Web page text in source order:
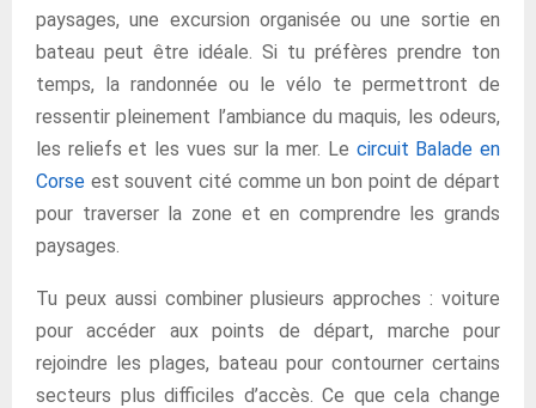
paysages, une excursion organisée ou une sortie en
bateau peut être idéale. Si tu préfères prendre ton
temps, la randonnée ou le vélo te permettront de
ressentir pleinement l’ambiance du maquis, les odeurs,
les reliefs et les vues sur la mer. Le circuit Balade en
Corse est souvent cité comme un bon point de départ
pour traverser la zone et en comprendre les grands
paysages.
Tu peux aussi combiner plusieurs approches : voiture
pour accéder aux points de départ, marche pour
rejoindre les plages, bateau pour contourner certains
secteurs plus difficiles d’accès. Ce que cela change